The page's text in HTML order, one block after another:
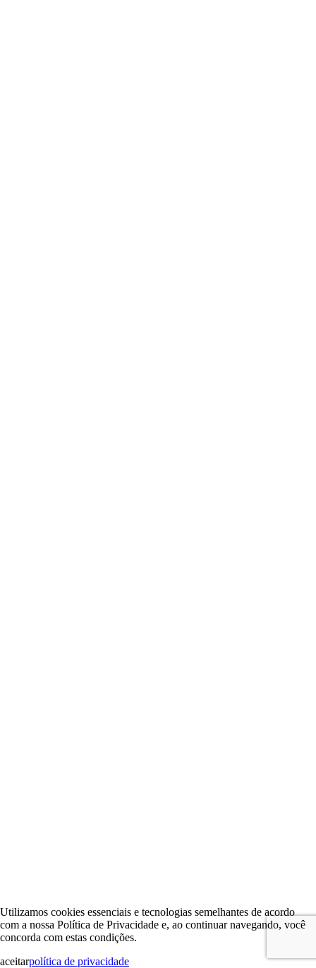
Utilizamos cookies essenciais e tecnologias semelhantes de acordo
com a nossa Política de Privacidade e, ao continuar navegando, você
concorda com estas condições.
aceitarpolítica de privacidade